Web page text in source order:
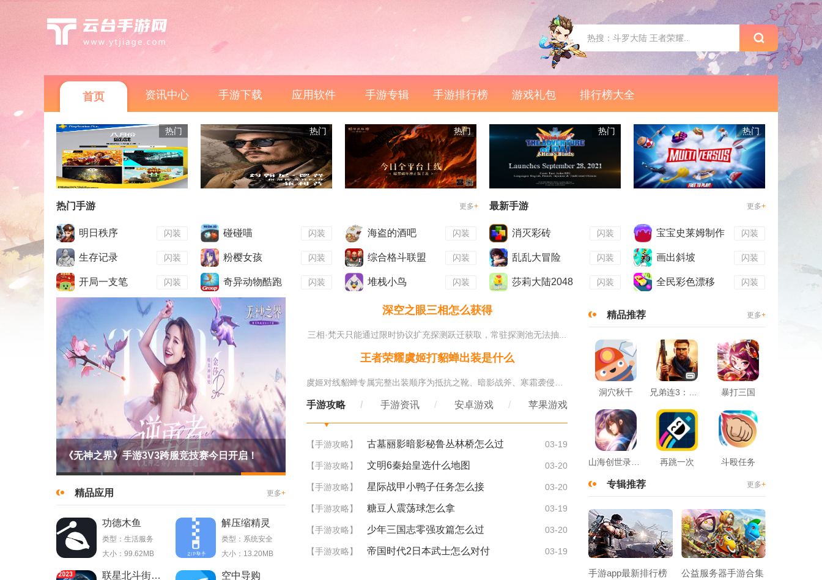
首页 资讯中心 手游下载 应用软件 手游专辑 手游排行榜 游戏礼包 排行榜大全
热门 热门 热门 热门 热门
热门手游 更多+
明日秩序 闪装 碰碰喵 闪装 海盗的酒吧 闪装
生存记录 闪装 粉樱女孩 闪装 综合格斗联盟 闪装
开局一支笔 闪装 奇异动物酷跑 闪装 堆栈小鸟 闪装
最新手游 更多+
消灭彩砖 闪装 宝宝史莱姆制作 闪装
乱乱大冒险 闪装 画出斜坡 闪装
莎莉大陆2048 闪装 全民彩色漂移 闪装
“穿越之夜”直播即将来袭 《魔力宝贝：旅人》公测预下载今日开启 战歌重燃！传奇战歌主唱周晓鸥惊喜亮相《原始传奇》周年庆典！
精品应用 更多+
功德木鱼
类型：生活服务
大小：99.62MB
解压缩精灵
类型：系统安全
大小：13.20MB
联星北斗街景地图 空中导购
深空之眼三相怎么获得
三相·梵天只能通过限时协议扩充探测跃迁获取，常驻探测池无法抽...
王者荣耀虞姬打貂蝉出装是什么
手游攻略 手游资讯 安卓游戏 苹果游戏
【手游攻略】 古墓丽影暗影秘鲁丛林桥怎么过 03-19
【手游攻略】 文明6秦始皇选什么地图 03-20
【手游攻略】 星际战甲小鸭子任务怎么接 03-20
【手游攻略】 糖豆人震荡球怎么拿 03-19
【手游攻略】 少年三国志零强攻篇怎么过 03-20
【手游攻略】 帝国时代2日本武士怎么对付 03-19
精品推荐 更多+
洞穴秋千 暴打三国
再跳一次 斗殴任务
专辑推荐 更多+
手游app最新排行榜 公益服务器手游合集